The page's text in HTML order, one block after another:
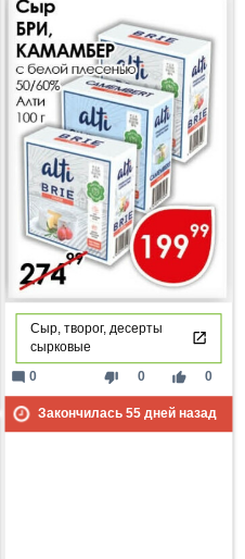
Сыр, творог, десерты
сырковые
thumb_down 0 thumb_up 0
mode_comment 0
Закончилась 55дней назад